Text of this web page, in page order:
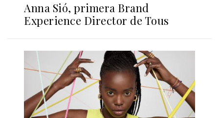
Anna Sió, primera Brand
Experience Director de Tous